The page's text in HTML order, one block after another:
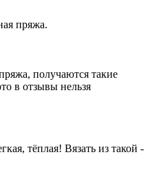
пряжа.
получаются такие
в отзывы нельзя
тёплая! Вязать из такой -